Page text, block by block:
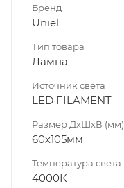
Бренд
Uniel
Тип товара
Лампа
Источник света
LED FILAMENT
Размер ДхШхВ (мм)
60х105мм
Температура света
4000К